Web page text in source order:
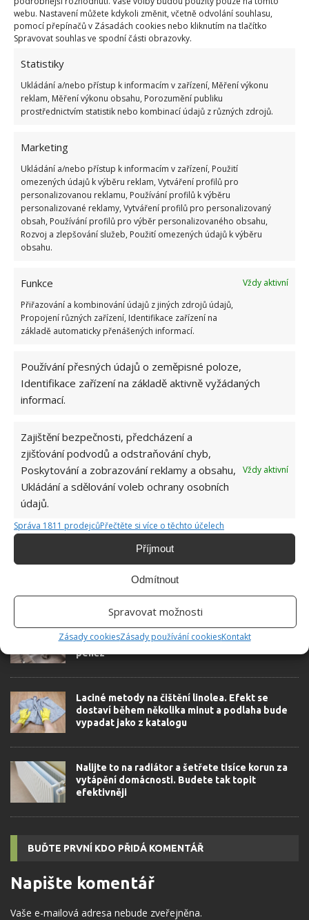
webu. Nastavení můžete kdykoli změnit, včetně odvolání souhlasu,
pomocí přepínačů v Zásadách cookies nebo kliknutím na tlačítko
Spravovat souhlas ve spodní části obrazovky.
Statistiky
Ukládání a/nebo přístup k informacím v zařízení, Měření výkonu
reklam, Měření výkonu obsahu, Porozumění publiku
prostřednictvím statistik nebo kombinací údajů z různých zdrojů.
Marketing
Ukládání a/nebo přístup k informacím v zařízení, Použití
omezených údajů k výběru reklam, Vytváření profilů pro
personalizovanou reklamu, Používání profilů k výběru
personalizované reklamy, Vytváření profilů pro personalizovaný
obsah, Používání profilů pro výběr personalizovaného obsahu,
Rozvoj a zlepšování služeb, Použití omezených údajů k výběru
obsahu.
Funkce
Vždy aktivní
Přiřazování a kombinování údajů z jiných zdrojů údajů,
Propojení různých zařízení, Identifikace zařízení na
základě automaticky přenášených informací.
Používání přesných údajů o zeměpisné poloze,
Identifikace zařízení na základě aktivně vyžádaných
informací.
Zajištění bezpečnosti, předcházení a
zjišťování podvodů a odstraňování chyb,
Poskytování a zobrazování reklamy a obsahu,
Ukládání a sdělování voleb ochrany osobních
údajů.
Vždy aktivní
Správa 1811 prodejcůPřečtěte si více o těchto účelech
Příjmout
Odmítnout
Spravovat možnosti
Zásady cookiesZásady používání cookiesKontakt
jsme vám přinesli článek na BydlímeÚtulně.
ALOBAL DOMÁCÍ PRÁCE ŽEHLENÍ
KOMENTOVAT
Do redakce Bydlimeutulne.cz se
přidala během svých studií a práce
redaktorky ji tak nadchla, že se
rozhodla zůstat. Její v...
SOUVISEJÍCÍ ČLÁNKY
Češi vymysleli geniální fintu, díky které zápach
ze dřezu zmizí do 2 minut. Ušetříte tak spoustu
peněz
Laciné metody na čištění linolea. Efekt se
dostaví během několika minut a podlaha bude
vypadat jako z katalogu
Nalijte to na radiátor a šetřete tisíce korun za
vytápění domácnosti. Budete tak topit
efektivněji
BUĎTE PRVNÍ KDO PŘIDÁ KOMENTÁŘ
Napište komentář
Vaše e-mailová adresa nebude zveřejněna.